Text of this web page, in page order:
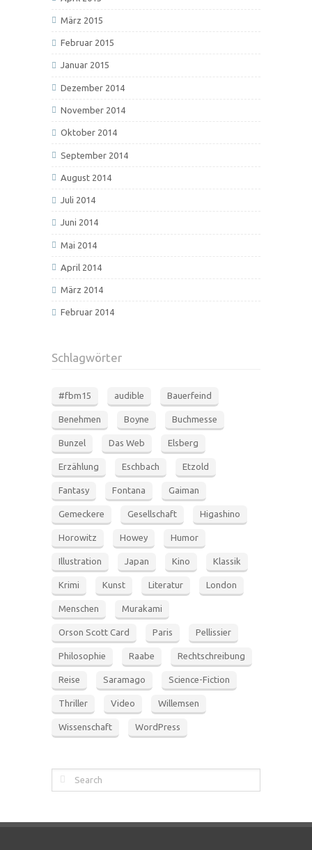
März 2015
Februar 2015
Januar 2015
Dezember 2014
November 2014
Oktober 2014
September 2014
August 2014
Juli 2014
Juni 2014
Mai 2014
April 2014
März 2014
Februar 2014
Schlagwörter
#fbm15 audible Bauerfeind
Benehmen Boyne Buchmesse
Bunzel Das Web Elsberg
Erzählung Eschbach Etzold
Fantasy Fontana Gaiman
Gemeckere Gesellschaft Higashino
Horowitz Howey Humor
Illustration Japan Kino Klassik
Krimi Kunst Literatur London
Menschen Murakami
Orson Scott Card Paris Pellissier
Philosophie Raabe Rechtschreibung
Reise Saramago Science-Fiction
Thriller Video Willemsen
Wissenschaft WordPress